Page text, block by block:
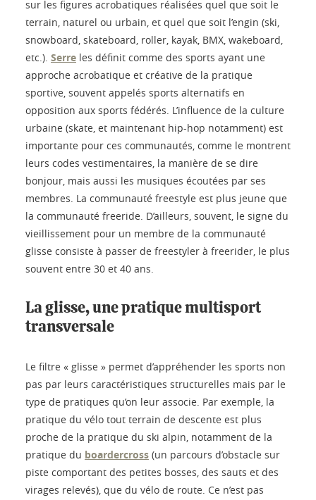
sur les figures acrobatiques réalisées quel que soit le
terrain, naturel ou urbain, et quel que soit l’engin (ski,
snowboard, skateboard, roller, kayak, BMX, wakeboard,
etc.). Serre les définit comme des sports ayant une
approche acrobatique et créative de la pratique
sportive, souvent appelés sports alternatifs en
opposition aux sports fédérés. L’influence de la culture
urbaine (skate, et maintenant hip-hop notamment) est
importante pour ces communautés, comme le montrent
leurs codes vestimentaires, la manière de se dire
bonjour, mais aussi les musiques écoutées par ses
membres. La communauté freestyle est plus jeune que
la communauté freeride. D’ailleurs, souvent, le signe du
vieillissement pour un membre de la communauté
glisse consiste à passer de freestyler à freerider, le plus
souvent entre 30 et 40 ans.
La glisse, une pratique multisport
transversale
Le filtre « glisse » permet d’appréhender les sports non
pas par leurs caractéristiques structurelles mais par le
type de pratiques qu’on leur associe. Par exemple, la
pratique du vélo tout terrain de descente est plus
proche de la pratique du ski alpin, notamment de la
pratique du boardercross (un parcours d’obstacle sur
piste comportant des petites bosses, des sauts et des
virages relevés), que du vélo de route. Ce n’est pas